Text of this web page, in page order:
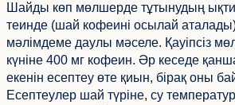
Шайды көп мөлшерде тұтынудың
теинде (шай кофеині осылай
мәлімдеме даулы мәселе. Қауіпсіз
күніне 400 мг кофеин. Әр кеседе
екенін есептеу өте қиын, бірақ оны
Есептеулер шай түріне, су